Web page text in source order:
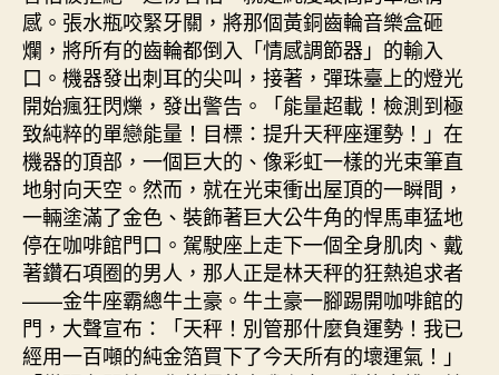
感。張水瓶咬緊牙關，將那個黃銅齒輪音樂盒砸
爛，將所有的齒輪都倒入「情感調節器」的輸入
口。機器發出刺耳的尖叫，接著，彈珠臺上的燈光
開始瘋狂閃爍，發出警告。「能量超載！檢測到極
致純粹的單戀能量！目標：提升天秤座運勢！」在
機器的頂部，一個巨大的、像彩虹一樣的光束筆直
地射向天空。然而，就在光束衝出屋頂的一瞬間，
一輛塗滿了金色、裝飾著巨大公牛角的悍馬車猛地
停在咖啡館門口。駕駛座上走下一個全身肌肉、戴
著鑽石項圈的男人，那人正是林天秤的狂熱追求者
——金牛座霸總牛土豪。牛土豪一腳踢開咖啡館的
門，大聲宣布：「天秤！別管那什麼負運勢！我已
經用一百噸的純金箔買下了今天所有的壞運氣！」